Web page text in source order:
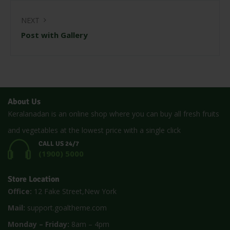
NEXT
Post with Gallery
About Us
Keralanadan is an online shop where you can buy all fresh fruits
and vegetables at the lowest price with a single click
CALL US 24/7
(1900) 5000
Store Location
Office: 12 Fake Street,New York
Mail: support.goaltheme.com
Monday – Friday: 8am – 4pm